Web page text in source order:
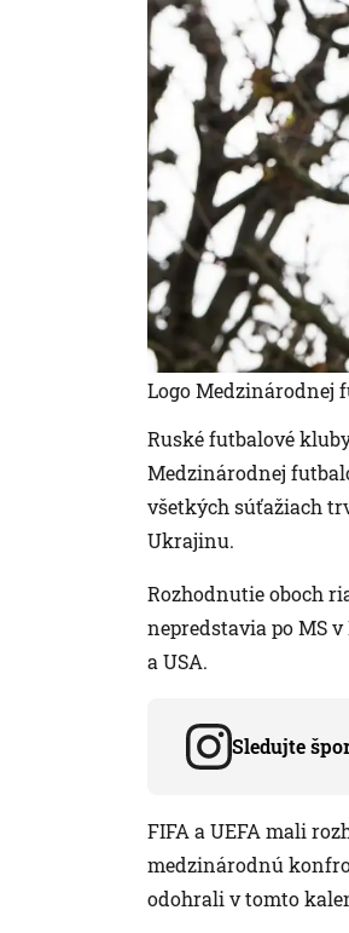
Logo Medzinárodnej
Ruské futbalové
Medzinárodnej
všetkých súťažiach
Ukrajinu.
Rozhodnutie oboch
nepredstavia po MS
a USA.
Sledujte
FIFA a UEFA mali
medzinárodnú
odohrali v tomto